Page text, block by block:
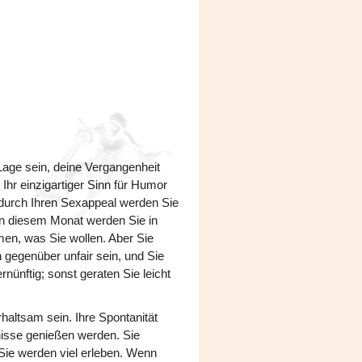
sein, deine Vergangenheit
einzigartiger Sinn für Humor
Ihren Sexappeal werden Sie
diesem Monat werden Sie in
was Sie wollen. Aber Sie
unfair sein, und Sie
sonst geraten Sie leicht
sein. Ihre Spontanität
genießen werden. Sie
werden viel erleben. Wenn